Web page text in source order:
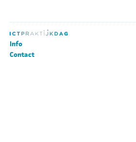
Info
Contact